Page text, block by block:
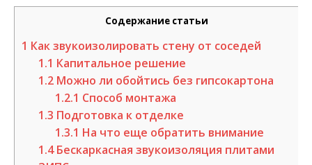
Содержание статьи
1 Как звукоизолировать стену от соседей
1.1 Капитальное решение
1.2 Можно ли обойтись без гипсокартона
1.2.1 Способ монтажа
1.3 Подготовка к отделке
1.3.1 На что еще обратить внимание
1.4Бескаркасная звукоизоляция плитами